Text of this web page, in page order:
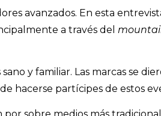
avanzados. En esta
a través del
y familiar. Las marcas se
hacerse partícipes de estos